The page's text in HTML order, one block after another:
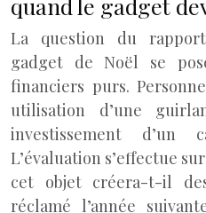
quand le gadget
La question du
gadget de Noël se
financiers purs.
utilisation d’une
investissement d’un
L’évaluation s’effectue
cet objet créera-t-il
réclamé l’année